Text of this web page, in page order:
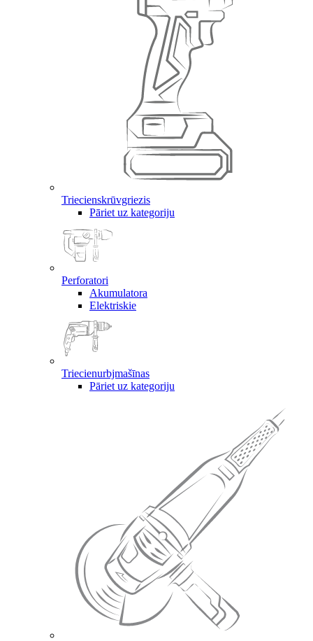
Triecienskrūvgriezis
Pāriet uz kategoriju
Perforatori
Akumulatora
Elektriskie
Triecienurbjmašīnas
Pāriet uz kategoriju